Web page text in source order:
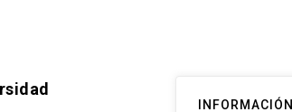
INFORMACIÓN